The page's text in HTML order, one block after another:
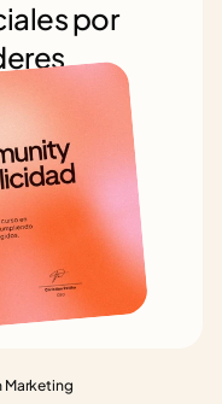
Marketing
por